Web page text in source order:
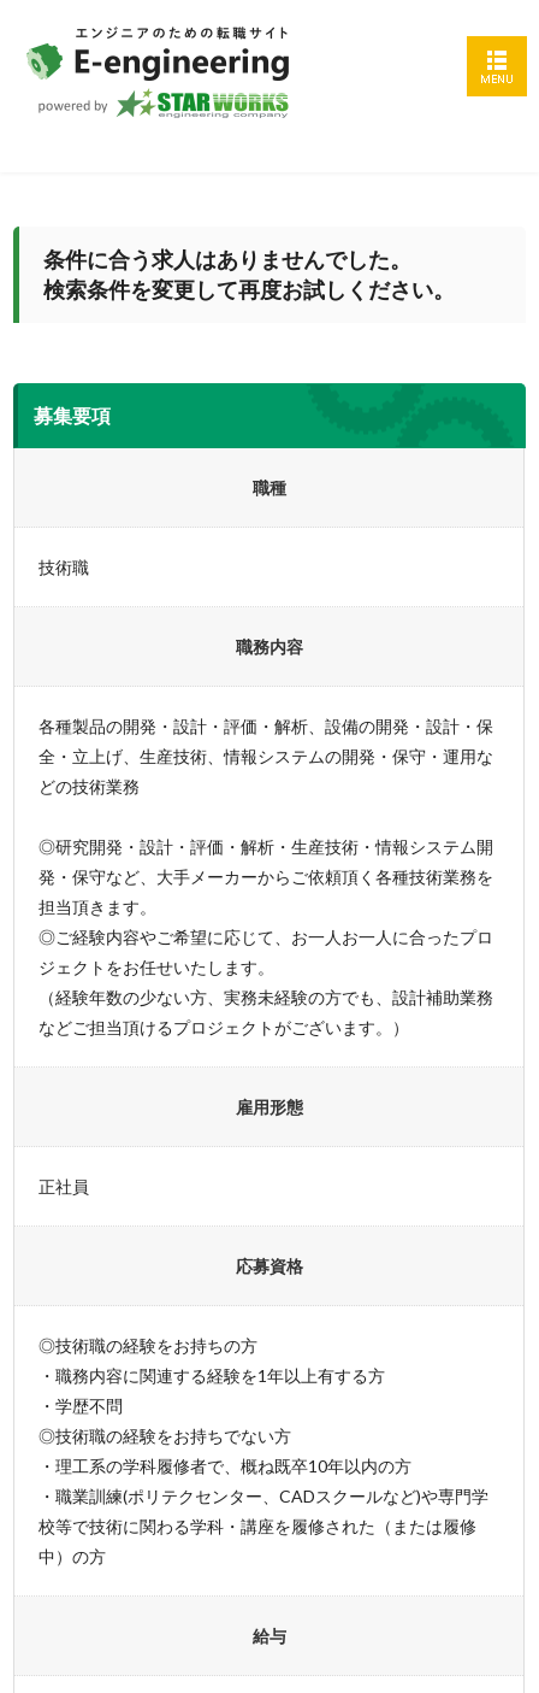
条件に合う求人はありませんでした。
検索条件を変更して再度お試しください。
募集要項
職種
技術職
職務内容
各種製品の開発・設計・評価・解析、設備の開発・設計・保
全・立上げ、生産技術、情報システムの開発・保守・運用な
どの技術業務
◎研究開発・設計・評価・解析・生産技術・情報システム開
発・保守など、大手メーカーからご依頼頂く各種技術業務を
担当頂きます。
◎ご経験内容やご希望に応じて、お一人お一人に合ったプロ
ジェクトをお任せいたします。
（経験年数の少ない方、実務未経験の方でも、設計補助業務
などご担当頂けるプロジェクトがございます。）
雇用形態
正社員
応募資格
◎技術職の経験をお持ちの方
・職務内容に関連する経験を1年以上有する方
・学歴不問
◎技術職の経験をお持ちでない方
・理工系の学科履修者で、概ね既卒10年以内の方
・職業訓練(ポリテクセンター、CADスクールなど)や専門学
校等で技術に関わる学科・講座を履修された（または履修
中）の方
給与